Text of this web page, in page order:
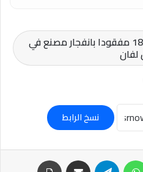
عاجل- #قطر: 54 مصابا و18 مفقودا بانفجار مصنع في
نسخ الرابط
واتساب تيلقرام مشاركة عبر البريد